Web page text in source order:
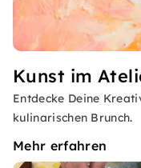
Kunst im
Entdecke Deine
kulinarischen Brunch.
Mehr erfahren